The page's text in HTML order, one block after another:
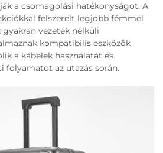
a csomagolási hatékonyságot. A
felszerelt legjobb fémmel
vezeték nélküli
kompatibilis eszközök
a kábelek használatát és
folyamatot az utazás során.